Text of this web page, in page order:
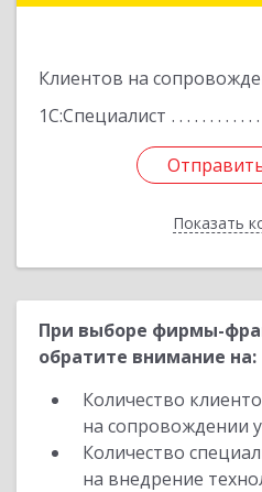
Клиентов на
1С:Специалист
Показать
При выборе фирмы-
обратите внимание на:
Количество
на сопровождении
Количество
на внедрение